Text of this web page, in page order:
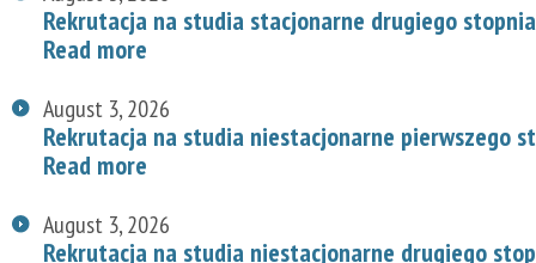
Rekrutacja na studia stacjonarne drugiego
Read more
August 3, 2026
Rekrutacja na studia niestacjonarne pierwszego
Read more
August 3, 2026
Rekrutacja na studia niestacjonarne drugiego